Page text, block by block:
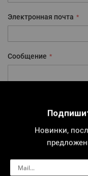
Электронная почта
Сообщение
Название
Новинки,